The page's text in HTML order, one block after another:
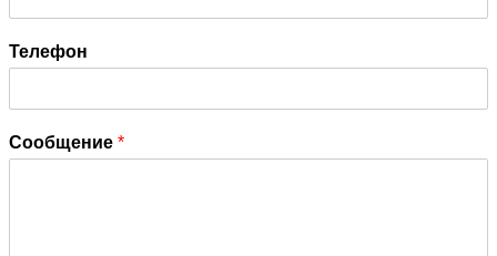
Телефон
Сообщение *